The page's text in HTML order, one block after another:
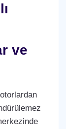
ve